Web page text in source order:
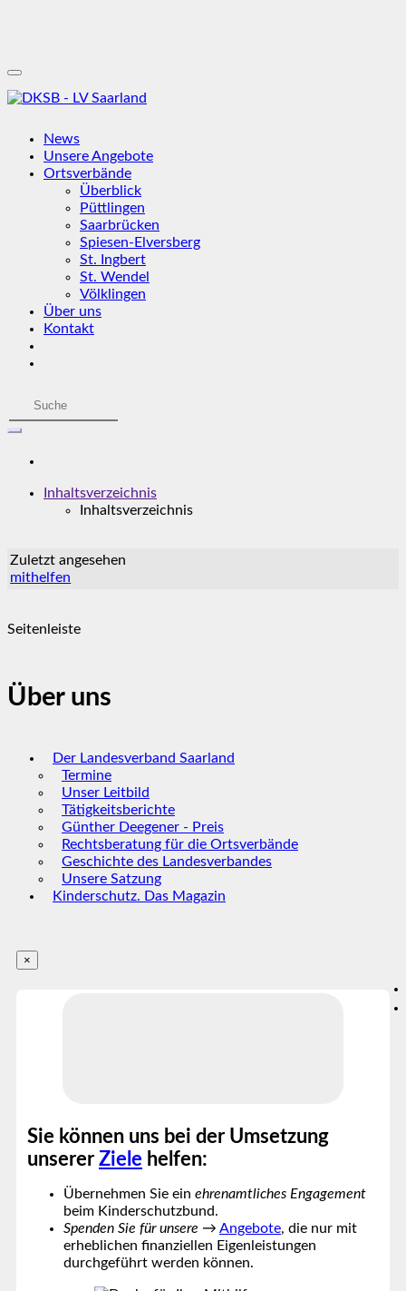
News
Unsere Angebote
Ortsverbände
Überblick
Püttlingen
Saarbrücken
Spiesen-Elversberg
St. Ingbert
St. Wendel
Völklingen
Über uns
Kontakt
Inhaltsverzeichnis
Inhaltsverzeichnis
Zuletzt angesehen
mithelfen
Seitenleiste
Über uns
Der Landesverband Saarland
Termine
Unser Leitbild
Tätigkeitsberichte
Günther Deegener - Preis
Rechtsberatung für die Ortsverbände
Geschichte des Landesverbandes
Unsere Satzung
Kinderschutz. Das Magazin
×
Sie können uns bei der Umsetzung
unserer Ziele helfen:
Übernehmen Sie ein ehrenamtliches Engagement
beim Kinderschutzbund.
Spenden Sie für unsere → Angebote, die nur mit
erheblichen finanziellen Eigenleistungen
durchgeführt werden können.